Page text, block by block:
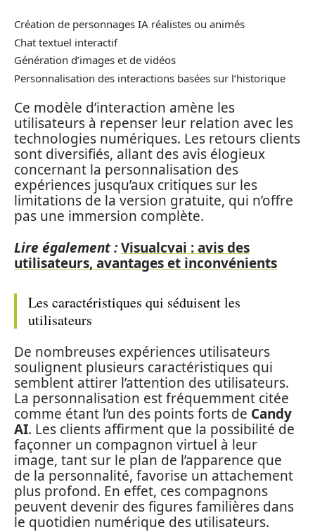
Création de personnages IA réalistes ou animés
Chat textuel interactif
Génération d’images et de vidéos
Personnalisation des interactions basées sur l’historique
Ce modèle d’interaction amène les
utilisateurs à repenser leur relation avec les
technologies numériques. Les retours clients
sont diversifiés, allant des avis élogieux
concernant la personnalisation des
expériences jusqu’aux critiques sur les
limitations de la version gratuite, qui n’offre
pas une immersion complète.
Lire également :Visualcvai : avis des
utilisateurs, avantages et inconvénients
Les caractéristiques qui séduisent les
utilisateurs
De nombreuses expériences utilisateurs
soulignent plusieurs caractéristiques qui
semblent attirer l’attention des utilisateurs.
La personnalisation est fréquemment citée
comme étant l’un des points forts de Candy
AI. Les clients affirment que la possibilité de
façonner un compagnon virtuel à leur
image, tant sur le plan de l’apparence que
de la personnalité, favorise un attachement
plus profond. En effet, ces compagnons
peuvent devenir des figures familières dans
le quotidien numérique des utilisateurs.